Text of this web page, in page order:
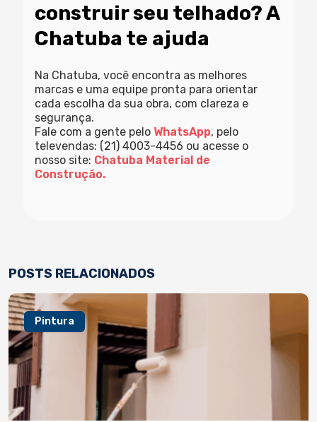
construir seu telhado? A
Chatuba te ajuda
Na Chatuba, você encontra as melhores
marcas e uma equipe pronta para orientar
cada escolha da sua obra, com clareza e
segurança.
Fale com a gente pelo WhatsApp, pelo
televendas: (21) 4003-4456 ou acesse o
nosso site: Chatuba Material de
Construção.
POSTS RELACIONADOS
Pintura